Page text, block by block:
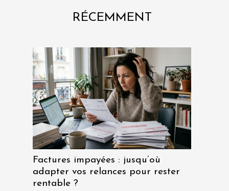
RÉCEMMENT
Factures impayées : jusqu’où
adapter vos relances pour rester
rentable ?